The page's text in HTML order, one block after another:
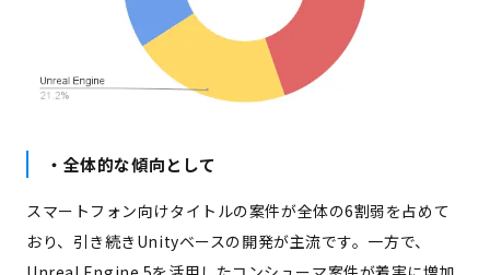
・全体的な傾向として
スマートフォン向けタイトルの案件が全体の6割弱を占めて
おり、引き続きUnityベースの開発が主流です。一方で、